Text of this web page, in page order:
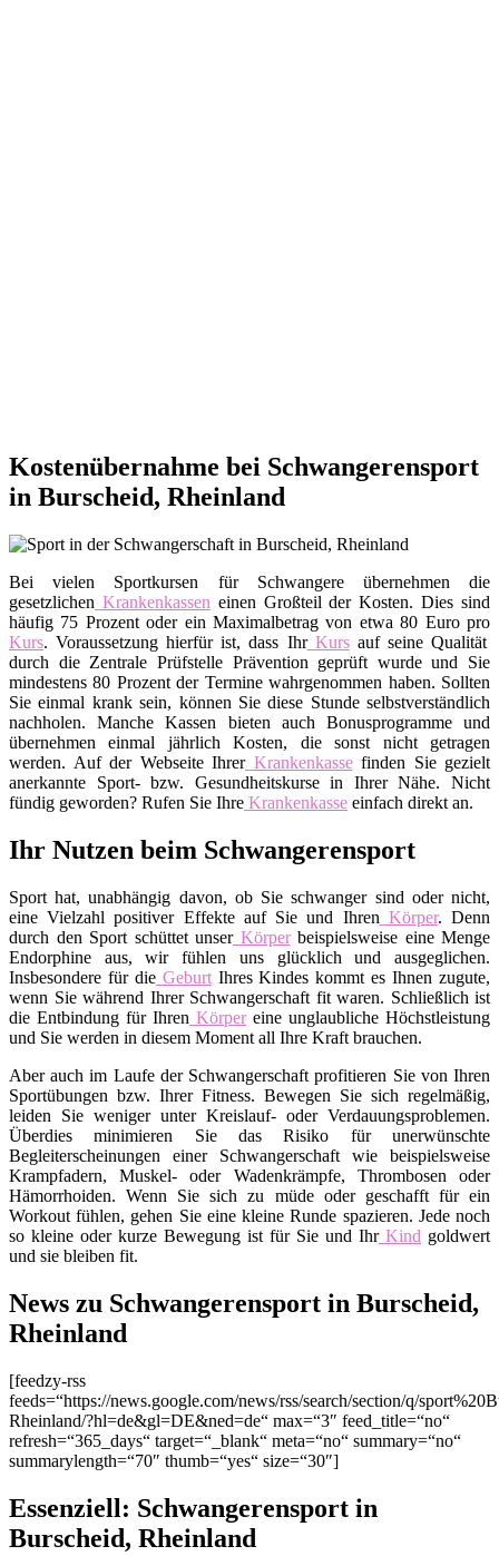
Kostenübernahme bei Schwangerensport
in Burscheid, Rheinland
Bei vielen Sportkursen für Schwangere übernehmen die
gesetzlichen Krankenkassen einen Großteil der Kosten. Dies sind
häufig 75 Prozent oder ein Maximalbetrag von etwa 80 Euro pro
Kurs. Voraussetzung hierfür ist, dass IhrKursauf seine Qualität
durch die Zentrale Prüfstelle Prävention geprüft wurde und Sie
mindestens 80 Prozent der Termine wahrgenommen haben. Sollten
Sie einmal krank sein, können Sie diese Stunde selbstverständlich
nachholen. Manche Kassen bieten auch Bonusprogramme und
übernehmen einmal jährlich Kosten, die sonst nicht getragen
werden. Auf der Webseite IhrerKrankenkassefinden Sie gezielt
anerkannte Sport- bzw. Gesundheitskurse in Ihrer Nähe. Nicht
fündig geworden? Rufen Sie Ihre Krankenkasse einfach direkt an.
Ihr Nutzen beim Schwangerensport
Sport hat, unabhängig davon, ob Sie schwanger sind oder nicht,
eine Vielzahl positiver Effekte auf Sie und Ihren Körper. Denn
durch den Sport schüttet unserKörperbeispielsweise eine Menge
Endorphine aus, wir fühlen uns glücklich und ausgeglichen.
Insbesondere für dieGeburtIhres Kindes kommt es Ihnen zugute,
wenn Sie während Ihrer Schwangerschaft fit waren. Schließlich ist
die Entbindung für Ihren Körpereine unglaubliche Höchstleistung
und Sie werden in diesem Moment all Ihre Kraft brauchen.
Aber auch im Laufe der Schwangerschaft profitieren Sie von Ihren
Sportübungen bzw. Ihrer Fitness. Bewegen Sie sich regelmäßig,
leiden Sie weniger unter Kreislauf- oder Verdauungsproblemen.
Überdies minimieren Sie das Risiko für unerwünschte
Begleiterscheinungen einer Schwangerschaft wie beispielsweise
Krampfadern, Muskel- oder Wadenkrämpfe, Thrombosen oder
Hämorrhoiden. Wenn Sie sich zu müde oder geschafft für ein
Workout fühlen, gehen Sie eine kleine Runde spazieren. Jede noch
so kleine oder kurze Bewegung ist für Sie und IhrKind goldwert
und sie bleiben fit.
News zu Schwangerensport in Burscheid,
Rheinland
[feedzy-rss
feeds=“https://news.google.com/news/rss/search/section/q/
Rheinland/?hl=de&gl=DE&ned=de“ max=“3″ feed_title=“no“
refresh=“365_days“ target=“_blank“ meta=“no“ summary=“no“
summarylength=“70″ thumb=“yes“ size=“30″]
Essenziell: Schwangerensport in
Burscheid, Rheinland